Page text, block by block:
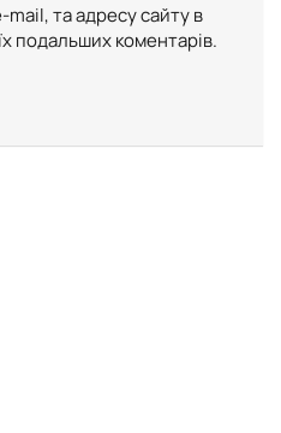
та адресу сайту в
подальших коментарів.